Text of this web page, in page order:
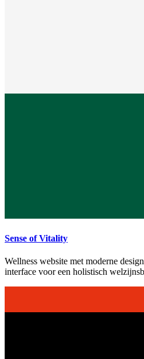
Sense of Vitality
Wellness website met moderne
interface voor een holistisch